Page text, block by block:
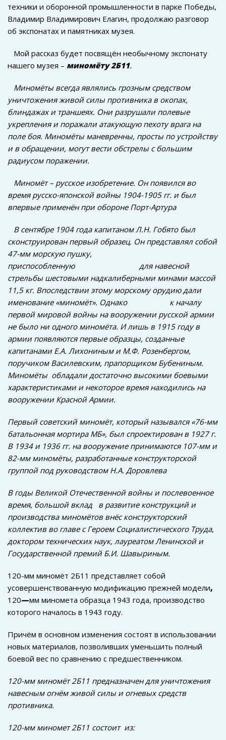
техники и оборонной промышленности в парке Победы,
Владимир Владимирович Елагин, продолжаю разговор
об экспонатах и памятниках музея.
Мой рассказ будет посвящён необычному экспонату
нашего музея – миномёту 2Б11.
Миномёты всегда являлись грозным средством
уничтожения живой силы противника в окопах,
блиндажах и траншеях. Они разрушали полевые
укрепления и поражали атакующую пехоту врага на
поле боя. Миномёты маневренны, просты по устройству
и в обращении, могут вести обстрелы с большим
радиусом поражении.
Миномёт – русское изобретение. Он появился во
время русско-японской войны 1904-1905 гг. и был
впервые применён при обороне Порт-Артура
В сентябре 1904 года капитаном Л.Н. Гобято был
сконструирован первый образец. Он представлял собой
47-мм морскую пушку,
приспособленную для навесной
стрельбы шестовыми надкалиберными минами массой
11,5 кг. Впоследствии этому морскому орудию дали
именование «миномёт». Однако к началу
первой мировой войны на вооружении русской армии
не было ни одного миномёта. И лишь в 1915 году в
армии появляются первые образцы, созданные
капитанами Е.А. Лихониным и М.Ф. Розенбергом,
поручиком Василевским, прапорщиком Бубениным.
Миномёты обладали достаточно высокими боевыми
характеристиками и некоторое время находились на
вооружении Красной Армии.
Первый советский миномёт, который назывался «76-мм
батальонная мортира МБ», был спроектирован в 1927 г.
В 1934 и 1936 гг. на вооружение принимаются 107-мм и
82-мм миномёты, разработанные конструкторской
группой под руководством Н.А. Доровлева
В годы Великой Отечественной войны и послевоенное
время, большой вклад в развитие конструкций и
производства миномётов внёс конструкторский
коллектив во главе с Героем Социалистического Труда,
доктором технических наук, лауреатом Ленинской и
Государственной премий Б.И. Шавыриным.
120-мм миномёт 2Б11 представляет собой
усовершенствованную модификацию прежней модели,
120—мм миномета образца 1943 года, производство
которого началось в 1943 году.
Причём в основном изменения состоят в использовании
новых материалов, позволивших уменьшить полный
боевой вес по сравнению с предшественником.
120-мм миномёт 2Б11 предназначен для уничтожения
навесным огнём живой силы и огневых средств
противника.
120-мм миномет 2Б11 состоит из: